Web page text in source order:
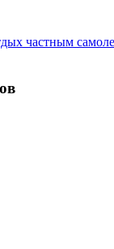
частным